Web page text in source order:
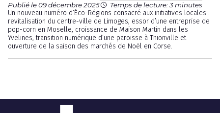
Publié le 09 décembre 2025 Temps de lecture: 3 minutes
Un nouveau numéro d’Éco-Régions consacré aux initiatives locales :
revitalisation du centre-ville de Limoges, essor d’une entreprise de
pop-corn en Moselle, croissance de Maison Martin dans les
Yvelines, transition numérique d’une paroisse à Thionville et
ouverture de la saison des marchés de Noël en Corse.